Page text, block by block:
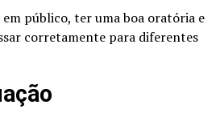
público, ter uma boa oratória e
corretamente para diferentes